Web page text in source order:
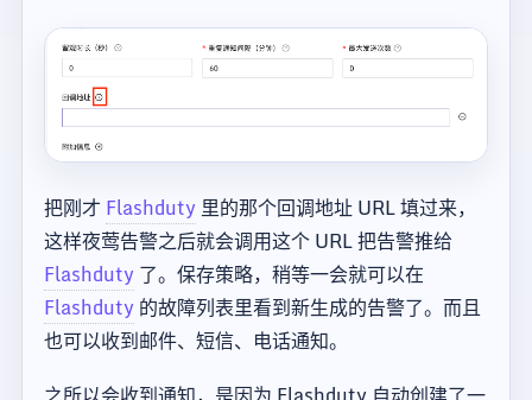
把刚才 Flashduty里的那个回调地址 URL 填过来，
这样夜莺告警之后就会调用这个 URL 把告警推给
Flashduty 了。保存策略，稍等一会就可以在
Flashduty 的故障列表里看到新生成的告警了。而且
也可以收到邮件、短信、电话通知。